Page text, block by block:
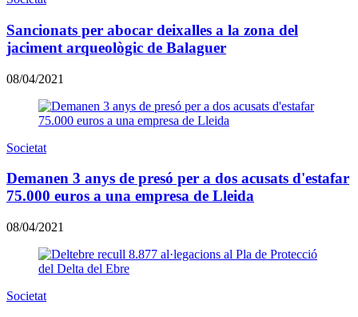
Sancionats per abocar deixalles a la zona del
jaciment arqueològic de Balaguer
08/04/2021
Societat
Demanen 3 anys de presó per a dos acusats d'estafar
75.000 euros a una empresa de Lleida
08/04/2021
Societat